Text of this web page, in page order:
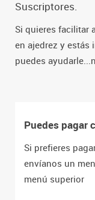
Suscriptores.
Si quieres facilitar
en ajedrez y estás
puedes
Puedes pagar
Si prefieres
envíanos un
menú superior